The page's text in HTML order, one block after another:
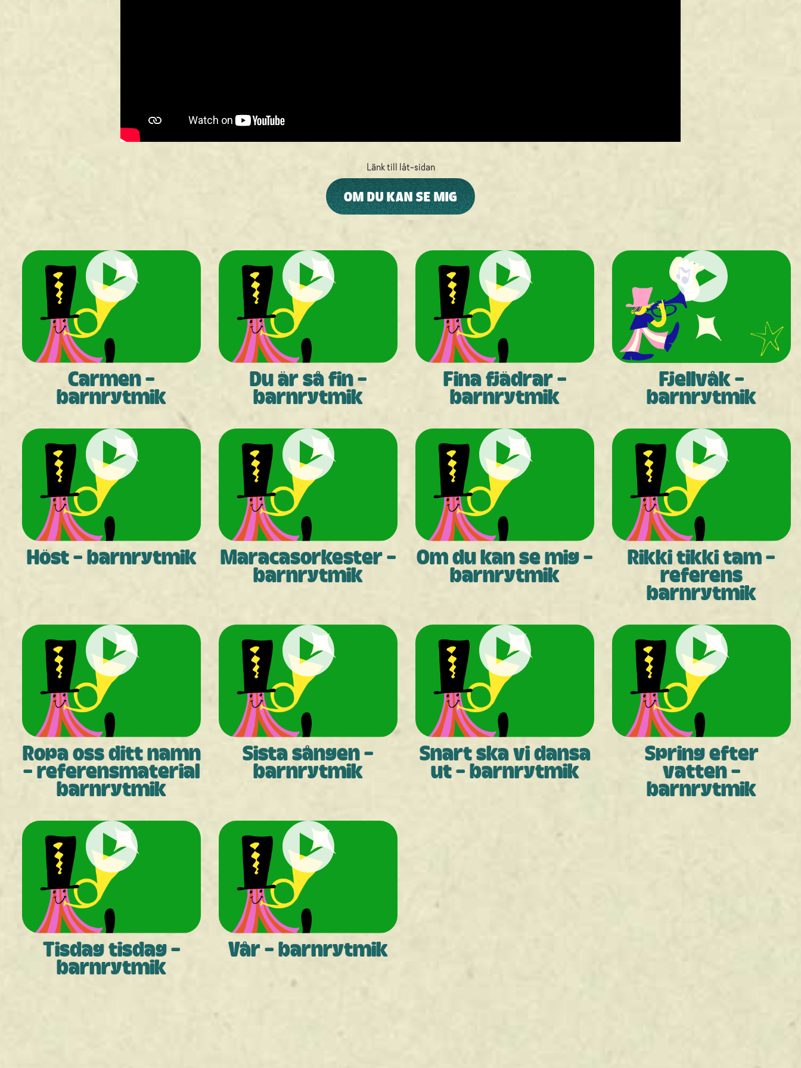
Länk till låt-sidan
OM DU KAN SE MIG
Carmen -
barnrytmik
Du är så fin -
barnrytmik
Fina fjädrar -
barnrytmik
Fjellvåk -
barnrytmik
Höst - barnrytmik Maracasorkester -
barnrytmik
Om du kan se mig -
barnrytmik
Rikki tikki tam -
referens
barnrytmik
Ropa oss ditt namn
- referensmaterial
barnrytmik
Sista sången -
barnrytmik
Snart ska vi dansa
ut - barnrytmik
Spring efter
vatten -
barnrytmik
Tisdag tisdag -
barnrytmik
Vår - barnrytmik